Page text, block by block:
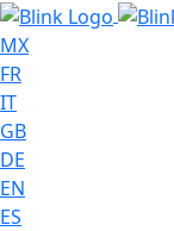
MX
FR
IT
GB
DE
EN
ES